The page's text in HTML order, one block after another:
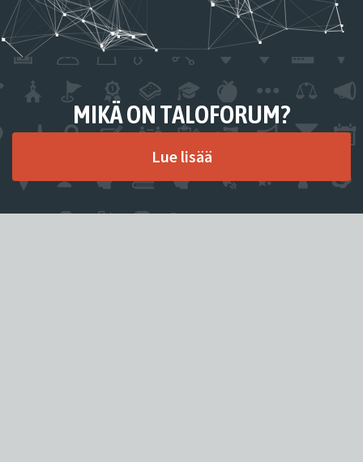
MIKÄ ON TALOFORUM?
Lue lisää